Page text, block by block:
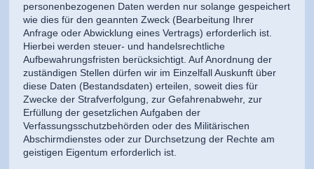
personenbezogenen Daten werden nur solange gespeichert
wie dies für den geannten Zweck (Bearbeitung Ihrer
Anfrage oder Abwicklung eines Vertrags) erforderlich ist.
Hierbei werden steuer- und handelsrechtliche
Aufbewahrungsfristen berücksichtigt. Auf Anordnung der
zuständigen Stellen dürfen wir im Einzelfall Auskunft über
diese Daten (Bestandsdaten) erteilen, soweit dies für
Zwecke der Strafverfolgung, zur Gefahrenabwehr, zur
Erfüllung der gesetzlichen Aufgaben der
Verfassungsschutzbehörden oder des Militärischen
Abschirmdienstes oder zur Durchsetzung der Rechte am
geistigen Eigentum erforderlich ist.